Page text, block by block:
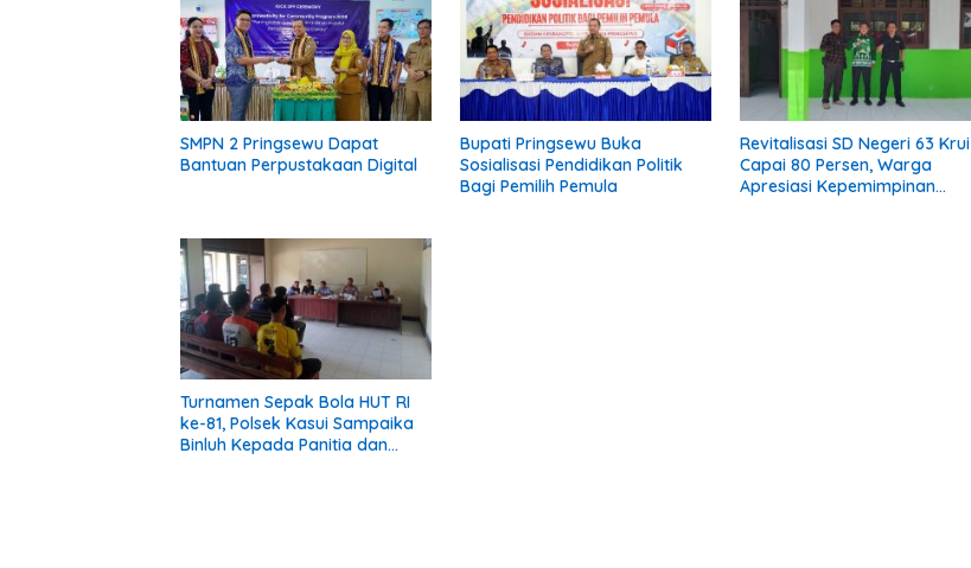
SMPN 2 Pringsewu Dapat
Bantuan Perpustakaan Digital
Bupati Pringsewu Buka
Sosialisasi Pendidikan Politik
Bagi Pemilih Pemula
Revitalisasi SD Negeri 63 Krui
Capai 80 Persen, Warga
Apresiasi Kepemimpinan
Turnamen Sepak Bola HUT RI
ke-81, Polsek Kasui Sampaika
Binluh Kepada Panitia dan